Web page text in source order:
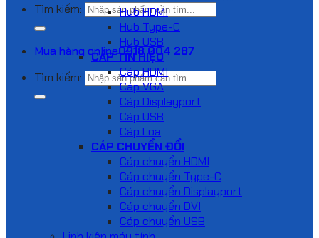
Tìm kiếm:
Mua hàng online0918 004 287
Tìm kiếm:
Hub HDMI
Hub Type-C
Hub USB
CÁP TÍN HIỆU
Cáp HDMI
Cáp VGA
Cáp Displayport
Cáp USB
Cáp Loa
CÁP CHUYỂN ĐỔI
Cáp chuyển HDMI
Cáp chuyển Type-C
Cáp chuyển Displayport
Cáp chuyển DVI
Cáp chuyển USB